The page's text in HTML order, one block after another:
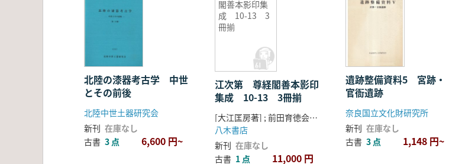
北陸の漆器考古学 中世
とその前後
北陸中世土器研究会
新刊 在庫なし
古書 3 点 6,600 円~
閣善本影印集
成 10-13 3
冊揃
江次第 尊経閣善本影印
集成 10-13 3冊揃
[大江匡房著] ; 前田育徳会尊経閣文庫編
八木書店
新刊 在庫なし
古書 1 点 11,000 円
遺跡整備資料5 宮跡・
官衙遺跡
奈良国立文化財研究所
新刊 在庫なし
古書 3 点 1,148 円~